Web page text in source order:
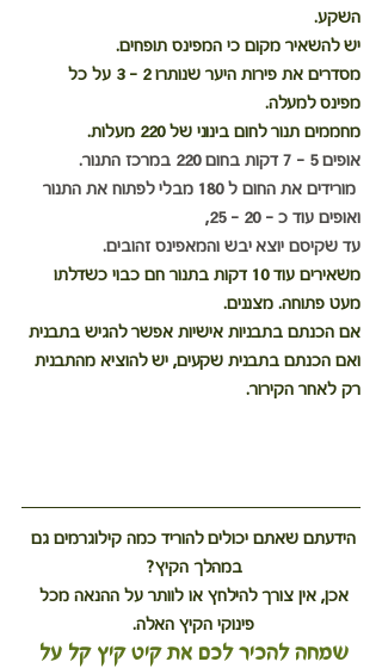
השקע.
יש להשאיר מקום כי המפינס תופחים.
מסדרים את פירות היער שנותרו 2 - 3 על כל
מפינס למעלה.
מחממים תנור לחום בינוני של 220 מעלות.
אופים 5 - 7 דקות בחום 220 במרכז התנור.
מורידים את החום ל 180 מבלי לפתוח את התנור
ואופים עוד כ - 20 - 25,
עד שקיסם יוצא יבש והמאפינס זהובים.
משאירים עוד 10 דקות בתנור חם כבוי כשדלתו
מעט פתוחה. מצננים.
אם הכנתם בתבניות אישיות אפשר להגיש בתבנית
ואם הכנתם בתבנית שקעים, יש להוציא מהתבנית
רק לאחר הקירור.
הידעתם שאתם יכולים להוריד כמה קילוגרמים גם
במהלך הקיץ?
אכן, אין צורך להילחץ או לוותר על ההנאה מכל
פינוקי הקיץ האלה.
שמחה להכיר לכם את קיט קיץ קל על